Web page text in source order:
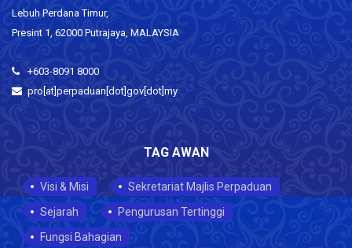
Lebuh Perdana Timur,
Presint 1, 62000 Putrajaya, MALAYSIA
+603-8091 8000
pro[at]perpaduan[dot]gov[dot]my
TAG AWAN
Visi & Misi
Sekretariat Majlis Perpaduan
Sejarah
Pengurusan Tertinggi
Fungsi Bahagian